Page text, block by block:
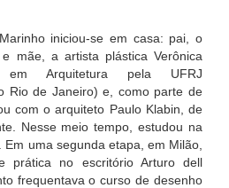
iniciou-se em casa: pai, o
, e mãe, a artista plástica Verônica
em Arquitetura pela UFRJ
Rio de Janeiro) e, como parte de
com o arquiteto Paulo Klabin, de
Nesse meio tempo, estudou na
uma segunda etapa, em Milão,
prática no escritório Arturo dell
frequentava o curso de desenho